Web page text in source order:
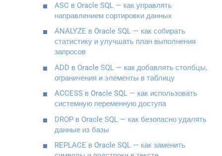
ASC в Oracle SQL — как управлять
направлением сортировки данных
ANALYZE в Oracle SQL — как собирать
статистику и улучшать план выполнения
запросов
ADD в Oracle SQL — как добавлять столбцы,
ограничения и элементы в таблицу
ACCESS в Oracle SQL — как использовать
системную переменную доступа
DROP в Oracle SQL — как безопасно удалять
данные из базы
REPLACE в Oracle SQL — как заменить